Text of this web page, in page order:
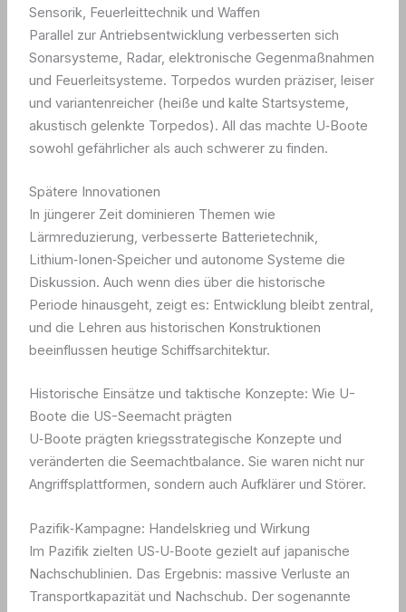
Sensorik, Feuerleittechnik und Waffen
Parallel zur Antriebsentwicklung verbesserten sich
Sonarsysteme, Radar, elektronische Gegenmaßnahmen
und Feuerleitsysteme. Torpedos wurden präziser, leiser
und variantenreicher (heiße und kalte Startsysteme,
akustisch gelenkte Torpedos). All das machte U‑Boote
sowohl gefährlicher als auch schwerer zu finden.
Spätere Innovationen
In jüngerer Zeit dominieren Themen wie
Lärmreduzierung, verbesserte Batterietechnik,
Lithium‑Ionen‑Speicher und autonome Systeme die
Diskussion. Auch wenn dies über die historische
Periode hinausgeht, zeigt es: Entwicklung bleibt zentral,
und die Lehren aus historischen Konstruktionen
beeinflussen heutige Schiffsarchitektur.
Historische Einsätze und taktische Konzepte: Wie U-
Boote die US-Seemacht prägten
U‑Boote prägten kriegsstrategische Konzepte und
veränderten die Seemachtbalance. Sie waren nicht nur
Angriffsplattformen, sondern auch Aufklärer und Störer.
Pazifik‑Kampagne: Handelskrieg und Wirkung
Im Pazifik zielten US‑U‑Boote gezielt auf japanische
Nachschublinien. Das Ergebnis: massive Verluste an
Transportkapazität und Nachschub. Der sogenannte